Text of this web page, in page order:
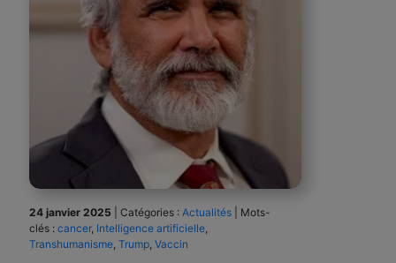
24 janvier 2025 Catégories : Actualités
Mots-
clés : cancer, Intelligence artificielle
Transhumanisme Trump Vaccin